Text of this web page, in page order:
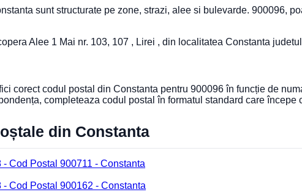
sunt structurate pe zone, strazi, alee si bulevarde. 900096,
Alee 1 Mai nr. 103, 107 , Lirei , din localitatea Constanta
corect codul postal din Constanta pentru 900096 în funcție de
completeaza codul postal în formatul standard care începe
din Constanta
- Cod Postal 900711 - Constanta
- Cod Postal 900162 - Constanta